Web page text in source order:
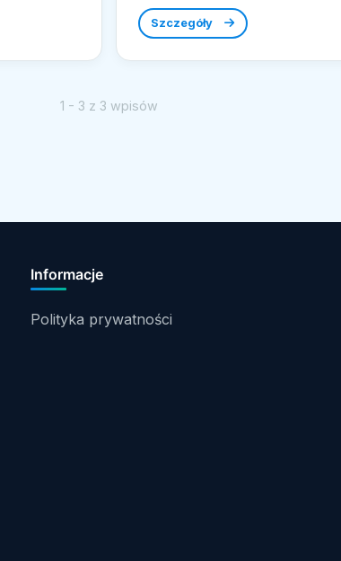
Szczegóły
1 - 3 z 3 wpisów
Informacje
Polityka prywatności